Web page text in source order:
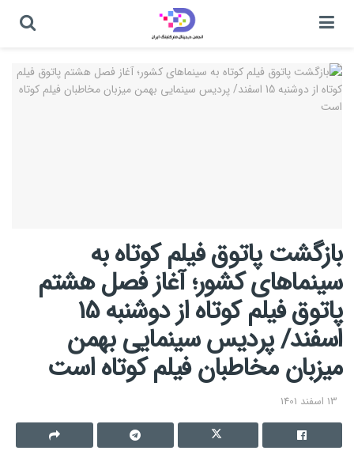
بازگشت پاتوق فیلم کوتاه به
سینماهای کشور؛ آغاز فصل هشتم
پاتوق فیلم کوتاه از دوشنبه 15
اسفند/ پردیس سینمایی بهمن
میزبان مخاطبان فیلم کوتاه است
13 اسفند 1401